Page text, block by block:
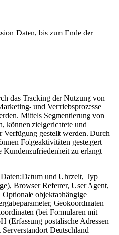
Daten, bis zum Ende der
das Tracking der Nutzung von
und Vertriebsprozesse
Mittels Segmentierung von
können zielgerichtete und
Verfügung gestellt werden. Durch
Folgeaktivitäten gesteigert
Kundenzufriedenheit zu erlangt
Datum und Uhrzeit, Typ
Browser Referrer, User Agent,
objektabhängige
Geokoordinaten
(bei Formularen mit
(Erfassung postalische Adressen
Deutschland